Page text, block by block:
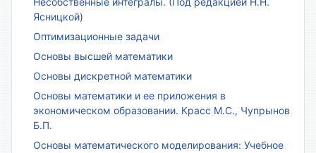
Ясницкой)
Оптимизационные задачи
Основы высшей математики
Основы дискретной математики
Основы математики и ее приложения в
экономическом образовании. Красс М.С., Чупрынов
Б.П.
Основы математического моделирования: Учебное